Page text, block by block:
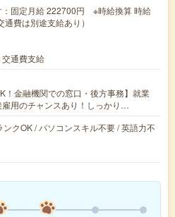
：固定月給 222700円 ※時給換算 時給
費は別途支給あり）
通費支給
！金融機関での窓口・後方事務】就業
用のチャンスあり！しっかり…
クOK / パソコンスキル不要 / 英語力不